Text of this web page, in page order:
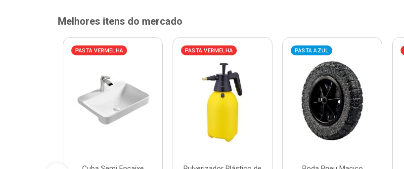
Melhores itens do mercado
PASTA VERMELHA PASTA VERMELHA PASTA AZUL